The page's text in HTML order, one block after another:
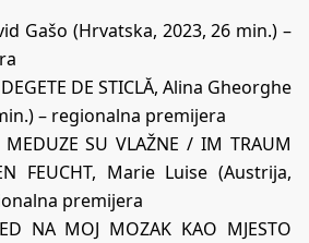
Gašo (Hrvatska, 2023, 26 min.) –
DE STICLĂ, Alina Gheorghe
– regionalna premijera
SU VLAŽNE / IM TRAUM
FEUCHT, Marie Luise (Austrija,
premijera
NA MOJ MOZAK KAO MJESTO